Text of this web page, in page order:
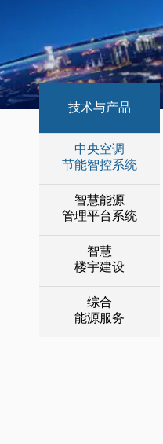
技术与产品
中央空调
节能智控系统
智慧能源
管理平台系统
智慧
楼宇建设
综合
能源服务